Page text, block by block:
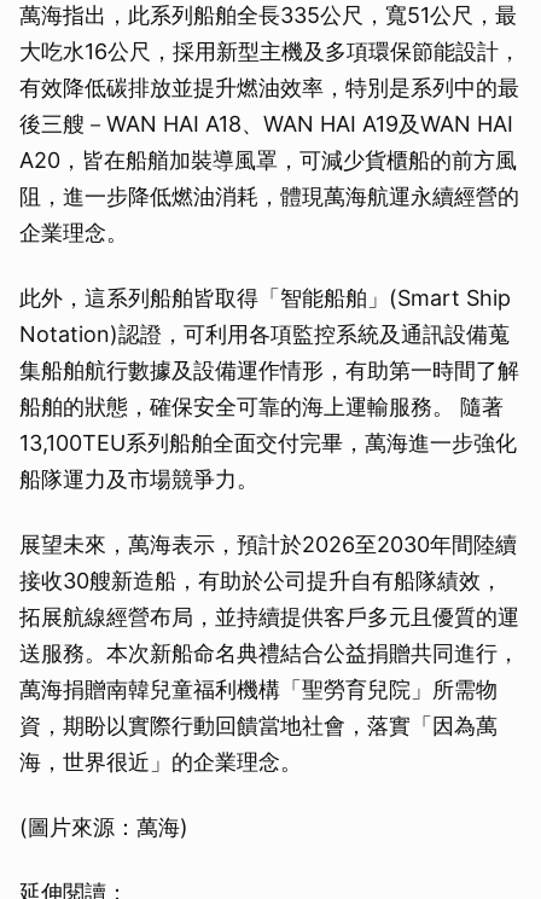
萬海指出，此系列船舶全長335公尺，寬51公尺，最
大吃水16公尺，採用新型主機及多項環保節能設計，
有效降低碳排放並提升燃油效率，特別是系列中的最
後三艘－WAN HAI A18、WAN HAI A19及WAN HAI
A20，皆在船艏加裝導風罩，可減少貨櫃船的前方風
阻，進一步降低燃油消耗，體現萬海航運永續經營的
企業理念。
此外，這系列船舶皆取得「智能船舶」(Smart Ship
Notation)認證，可利用各項監控系統及通訊設備蒐
集船舶航行數據及設備運作情形，有助第一時間了解
船舶的狀態，確保安全可靠的海上運輸服務。 隨著
13,100TEU系列船舶全面交付完畢，萬海進一步強化
船隊運力及市場競爭力。
展望未來，萬海表示，預計於2026至2030年間陸續
接收30艘新造船，有助於公司提升自有船隊績效，
拓展航線經營布局，並持續提供客戶多元且優質的運
送服務。本次新船命名典禮結合公益捐贈共同進行，
萬海捐贈南韓兒童福利機構「聖勞育兒院」所需物
資，期盼以實際行動回饋當地社會，落實「因為萬
海，世界很近」的企業理念。
(圖片來源：萬海)
延伸閱讀：